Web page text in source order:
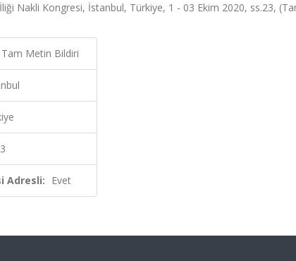
Nakli Kongresi, İstanbul, Türkiye, 1 - 03 Ekim 2020, ss.23,
Metin Bildiri
Adresli: Evet